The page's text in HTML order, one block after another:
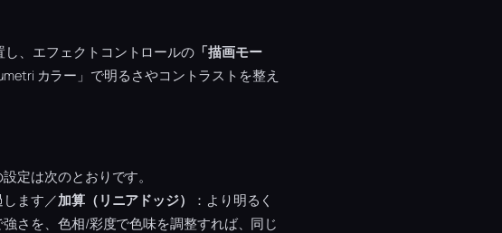
し、エフェクトコントロールの 「描画モー
カラー」で明るさやコントラストを整え
定は次のとおりです。
ます／加算（リニアドッジ）
：より明るく
さを、色相/彩度で色味を調整すれば、同じ